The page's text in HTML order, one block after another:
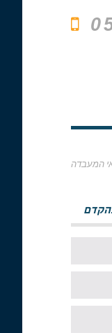
המעבדה